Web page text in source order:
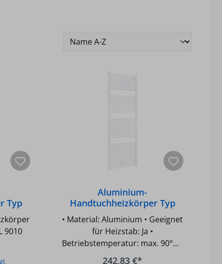
Typ
9010
Aluminium-
Handtuchheizkörper Typ
Cool 1490/550, RAL 9010
• Material: Aluminium • Geeignet
für Heizstab: Ja •
Betriebstemperatur: max. 90°C •
Betriebsdruck: max. 16 bar • 4
242,83 €*